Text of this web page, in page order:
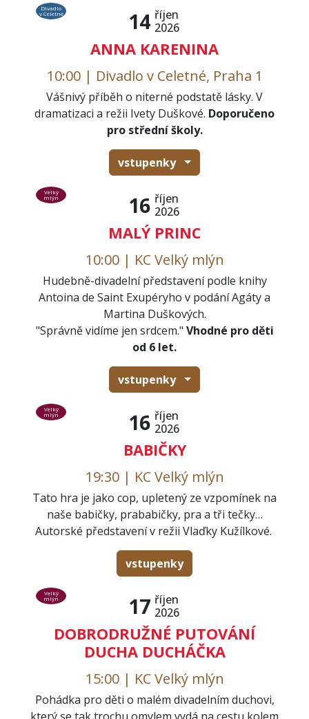
14 říjen
2026
ANNA KARENINA
Divadlo
v Celetné
10:00 | Divadlo v Celetné, Praha 1
Vášnivý příběh o niterné podstatě lásky. V
dramatizaci a režii Ivety Duškové. Doporučeno
pro střední školy.
vstupenky
16 říjen
2026
MALÝ PRINC
Velký
mlýn
10:00 | KC Velký mlýn
Hudebně-divadelní představení podle knihy
Antoina de Saint Exupéryho v podání Agáty a
Martina Duškových.
"Správně vidíme jen srdcem." Vhodné pro děti
od 6 let.
vstupenky
16 říjen
2026
BABIČKY
Velký
mlýn
19:30 | KC Velký mlýn
Tato hra je jako cop, upletený ze vzpomínek na
naše babičky, prababičky, pra a tři tečky…
Autorské představení v režii Vlaďky Kužílkové.
vstupenky
17 říjen
2026
DOBRODRUŽNÉ PUTOVÁNÍ
DUCHA DUCHÁČKA
Velký
mlýn
15:00 | KC Velký mlýn
Pohádka pro děti o malém divadelním duchovi,